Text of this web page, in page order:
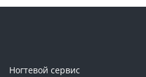
Ногтевой сервис